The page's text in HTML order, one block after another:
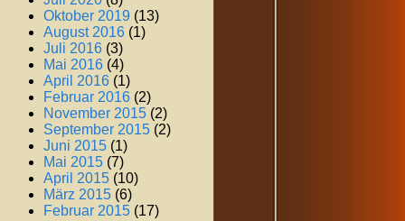
Oktober 2019 (13)
August 2016 (1)
Juli 2016 (3)
Mai 2016 (4)
April 2016 (1)
Februar 2016 (2)
November 2015 (2)
September 2015 (2)
Juni 2015 (1)
Mai 2015 (7)
April 2015 (10)
März 2015 (6)
Februar 2015 (17)